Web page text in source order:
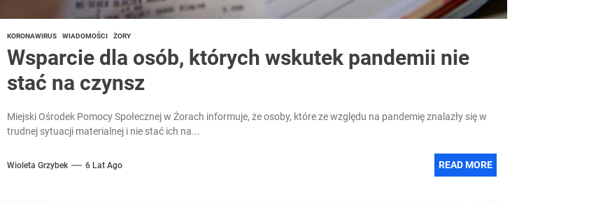
KORONAWIRUS WIADOMOŚCI ŻORY
Wsparcie dla osób, których wskutek pandemii nie
stać na czynsz
Miejski Ośrodek Pomocy Społecznej w Żorach informuje, że osoby, które ze względu na pandemię znalazły się w
trudnej sytuacji materialnej i nie stać ich na...
Wioleta Grzybek 6 Lat Ago READ MORE